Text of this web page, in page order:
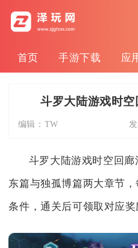
首页 手游下载 应
斗罗大陆游戏时
编辑： TW
斗罗大陆游戏时空回
东篇与独孤博篇两大章节
条件，通关后可领取对应奖